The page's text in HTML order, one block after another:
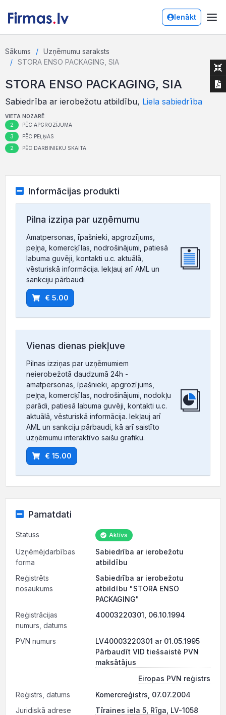
Ienākt
Sākums
Uzņēmumu saraksts
STORA ENSO PACKAGING, SIA
STORA ENSO PACKAGING, SIA
Sabiedrība ar ierobežotu atbildību, Liela sabiedrība
VIETA NOZARĒ
2 PĒC APGROZĪJUMA
3 PĒC PEĻŅAS
2 PĒC DARBINIEKU SKAITA
Informācijas produkti
Pilna izziņa par uzņēmumu
Amatpersonas, īpašnieki, apgrozījums,
peļņa, komercķīlas, nodrošinājumi, patiesā
labuma guvēji, kontakti u.c. aktuālā,
vēsturiskā informācija. Iekļauj arī AML un
sankciju pārbaudi
€ 5.00
Vienas dienas piekļuve
Pilnas izziņas par uzņēmumiem
neierobežotā daudzumā 24h -
amatpersonas, īpašnieki, apgrozījums,
peļņa, komercķīlas, nodrošinājumi, nodokļu
parādi, patiesā labuma guvēji, kontakti u.c.
aktuālā, vēsturiskā informācija. Iekļauj arī
AML un sankciju pārbaudi, kā arī saistīto
uzņēmumu interaktīvo saišu grafiku.
€ 15.00
Pamatdati
Statuss Aktīvs
Uzņēmējdarbības
forma
Sabiedrība ar ierobežotu
atbildību
Reģistrēts
nosaukums
Sabiedrība ar ierobežotu
atbildību "STORA ENSO
PACKAGING"
Reģistrācijas
numurs, datums
40003220301, 06.10.1994
PVN numurs
LV40003220301 ar 01.05.1995
Pārbaudīt VID tiešsaistē PVN
maksātājus
Eiropas PVN reģistrs
Reģistrs, datums
Komercreģistrs, 07.07.2004
Juridiskā adrese
Tīraines iela 5, Rīga, LV-1058